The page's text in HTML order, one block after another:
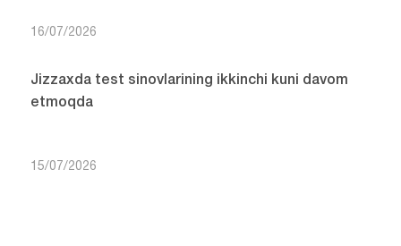
16/07/2026
Jizzaxda test sinovlarining ikkinchi kuni davom
etmoqda
15/07/2026